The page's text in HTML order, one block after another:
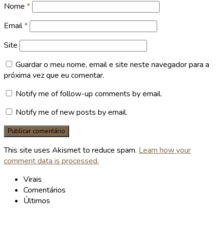
Nome *
Email*
Site
Guardar o meu nome, email e site neste navegador para a
próxima vez que eu comentar.
Notify me of follow-up comments by email.
Notify me of new posts by email.
This site uses Akismet to reduce spam. Learn how your
comment data is processed.
Virais
Comentários
Últimos